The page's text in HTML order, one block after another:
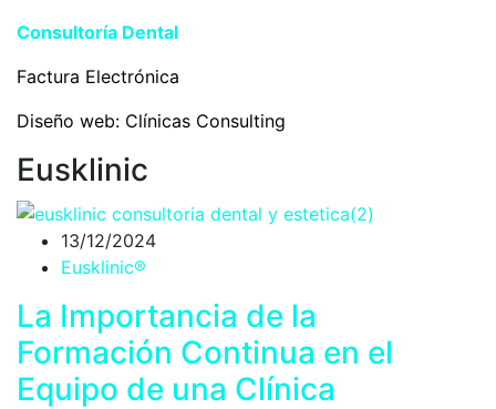
Consultoría Dental
Factura Electrónica
Diseño web: Clínicas Consulting
Eusklinic
13/12/2024
Eusklinic®
La Importancia de la
Formación Continua en el
Equipo de una Clínica